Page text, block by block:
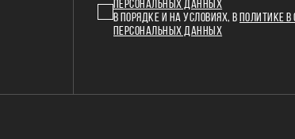
ПЕРСОНАЛЬНЫХ ДАННЫХ
В ПОРЯДКЕ И НА УСЛОВИЯХ, В
ПОЛИТИКЕ
ПЕРСОНАЛЬНЫХ ДАННЫХ